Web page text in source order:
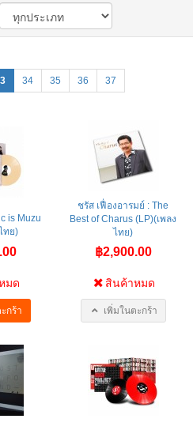
34 35 36 37
is Muzu
ทย)
มด
กร้า
ชรัส เฟื่องอารมย์ : The
Best of Charus (LP)(เพลง
ไทย)
฿2,900.00
สินค้าหมด
เพิ่มในตะกร้า